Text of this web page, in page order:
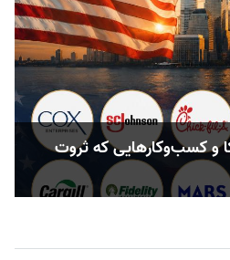
و کسب‌وکارهایی که ثروت